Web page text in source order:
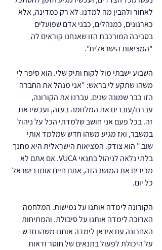
לאחור ולהבין מה למדנו. לא רק כמדינה, אלא
כארגונים, כמנהלים, כבני אדם שפועלים
בסביבה המורכבת הזו שאנחנו קוראים לה
"המציאות הישראלית".
השבוע ישבתי מול לקוח ותיק שלי. הוא סיפר לי
משהו שתקע לי בראש: "אני מנהל את החברה
הזו כבר שמונה שנים. עברנו את הקורונה,
עברנו/עוברים את המלחמה בעזה, ועכשיו את
זה. בכל פעם אני חושב שלמדתי הכל על ניהול
במשבר, ואז מגיע משהו חדש שמלמד אותי
שוב." הוא צודק. המציאות הישראלית היא מחנך
בלתי נלאה לניהול בתנאי VUCA. אם אתם לא
מכירים את המושג הזה, אתם חיים אותו בישראל
כל יום.
הקורונה לימדה אותנו על גמישות. המלחמה
הארוכה לימדה אותנו על סיבולת. והמתיחות
האחרונה עם איראן לימדה אותנו משהו חדש -
על היכולת לפעול בתנאים של חוסר ודאות